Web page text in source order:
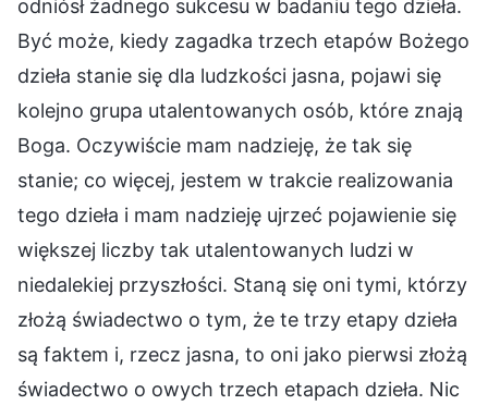
odniósł żadnego sukcesu w badaniu tego dzieła.
Być może, kiedy zagadka trzech etapów Bożego
dzieła stanie się dla ludzkości jasna, pojawi się
kolejno grupa utalentowanych osób, które znają
Boga. Oczywiście mam nadzieję, że tak się
stanie; co więcej, jestem w trakcie realizowania
tego dzieła i mam nadzieję ujrzeć pojawienie się
większej liczby tak utalentowanych ludzi w
niedalekiej przyszłości. Staną się oni tymi, którzy
złożą świadectwo o tym, że te trzy etapy dzieła
są faktem i, rzecz jasna, to oni jako pierwsi złożą
świadectwo o owych trzech etapach dzieła. Nic